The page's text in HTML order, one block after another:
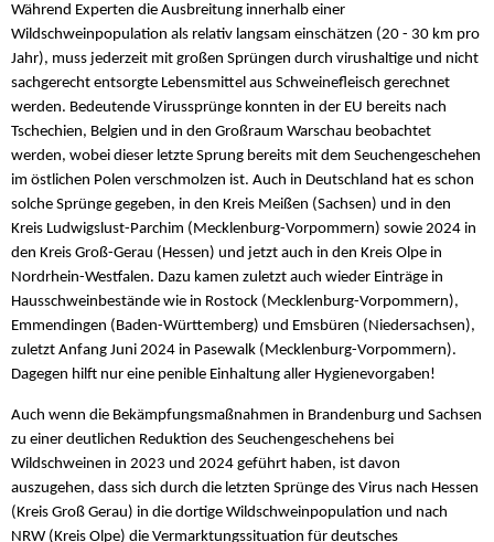
Während Experten die Ausbreitung innerhalb einer
Wildschweinpopulation als relativ langsam einschätzen (20 - 30 km pro
Jahr), muss jederzeit mit großen Sprüngen durch virushaltige und nicht
sachgerecht entsorgte Lebensmittel aus Schweinefleisch gerechnet
werden. Bedeutende Virussprünge konnten in der EU bereits nach
Tschechien, Belgien und in den Großraum Warschau beobachtet
werden, wobei dieser letzte Sprung bereits mit dem Seuchengeschehen
im östlichen Polen verschmolzen ist. Auch in Deutschland hat es schon
solche Sprünge gegeben, in den Kreis Meißen (Sachsen) und in den
Kreis Ludwigslust-Parchim (Mecklenburg-Vorpommern) sowie 2024 in
den Kreis Groß-Gerau (Hessen) und jetzt auch in den Kreis Olpe in
Nordrhein-Westfalen. Dazu kamen zuletzt auch wieder Einträge in
Hausschweinbestände wie in Rostock (Mecklenburg-Vorpommern),
Emmendingen (Baden-Württemberg) und Emsbüren (Niedersachsen),
zuletzt Anfang Juni 2024 in Pasewalk (Mecklenburg-Vorpommern).
Dagegen hilft nur eine penible Einhaltung aller Hygienevorgaben!
Auch wenn die Bekämpfungsmaßnahmen in Brandenburg und Sachsen
zu einer deutlichen Reduktion des Seuchengeschehens bei
Wildschweinen in 2023 und 2024 geführt haben, ist davon
auszugehen, dass sich durch die letzten Sprünge des Virus nach Hessen
(Kreis Groß Gerau) in die dortige Wildschweinpopulation und nach
NRW (Kreis Olpe) die Vermarktungssituation für deutsches